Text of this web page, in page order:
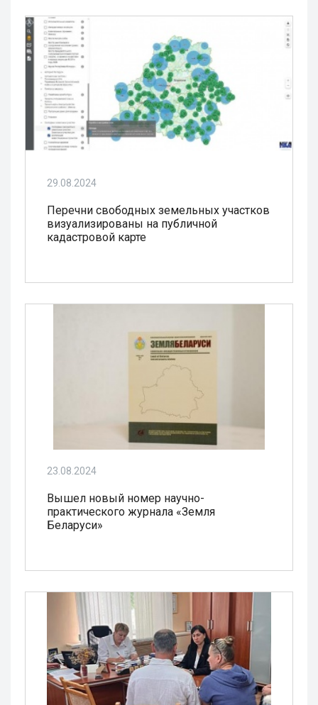
29.08.2024
Перечни свободных земельных участков
визуализированы на публичной
кадастровой карте
23.08.2024
Вышел новый номер научно-
практического журнала «Земля
Беларуси»